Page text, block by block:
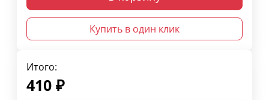
Купить в один клик
Итого:
410 ₽